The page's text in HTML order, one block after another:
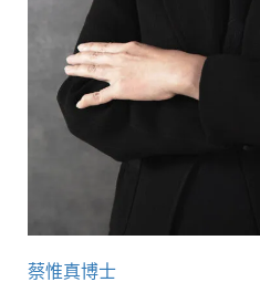
蔡惟真博士